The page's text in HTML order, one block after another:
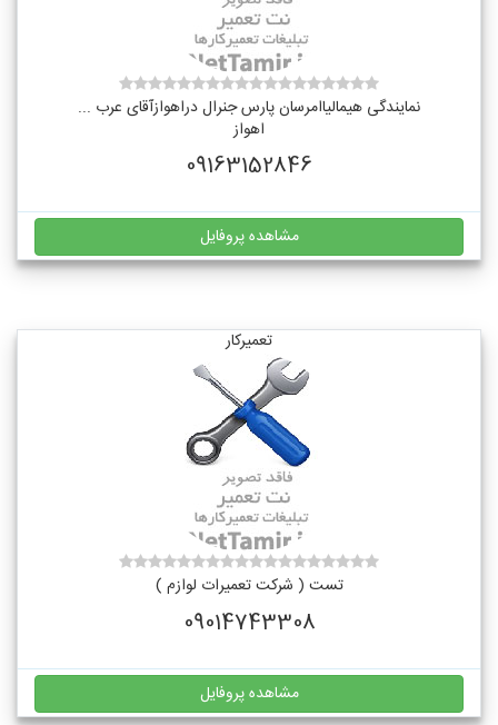
نمایندگی هیمالیاامرسان پارس جنرال دراهوازآقای عرب ...
اهواز
09163152846
مشاهده پروفایل
تعمیرکار
تست ( شرکت تعمیرات لوازم )
09014743308
مشاهده پروفایل